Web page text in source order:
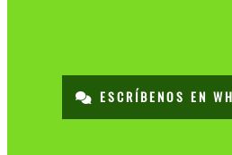
ESCRÍBENOS EN